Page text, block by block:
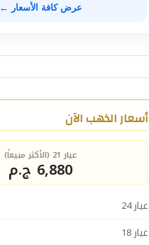
عرض كافة الأسعار ←
أسعار الذهب الآن
عيار 21 (الأكثر مبيعاً)
6,880 ج.م
عيار 24
عيار 18